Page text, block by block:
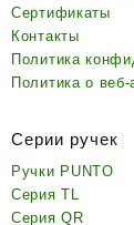
Сертификаты
Контакты
Политика
Политика о
Серии ручек
Ручки PUNTO
Серия TL
Серия QR